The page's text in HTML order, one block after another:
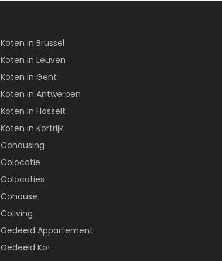
Koten in Brussel
Koten in Leuven
Koten in Gent
Koten in Antwerpen
Koten in Hasselt
Koten in Kortrijk
Cohousing
Colocatie
Colocaties
Cohouse
Coliving
Gedeeld Appartement
Gedeeld Kot